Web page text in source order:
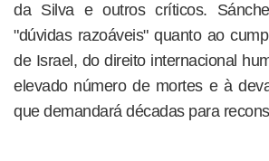
da Silva e outros críticos.
"dúvidas razoáveis" quanto ao
de Israel, do direito internacional
elevado número de mortes e à
que demandará décadas para